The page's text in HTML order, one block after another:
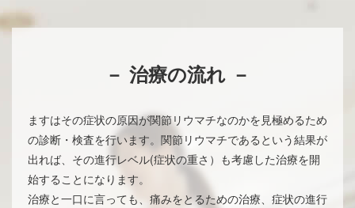
－ 治療の流れ －
ますはその症状の原因が関節リウマチなのかを見極めるため
の診断・検査を行います。関節リウマチであるという結果が
出れば、その進行レベル(症状の重さ）も考慮した治療を開
始することになります。
治療と一口に言っても、痛みをとるための治療、症状の進行